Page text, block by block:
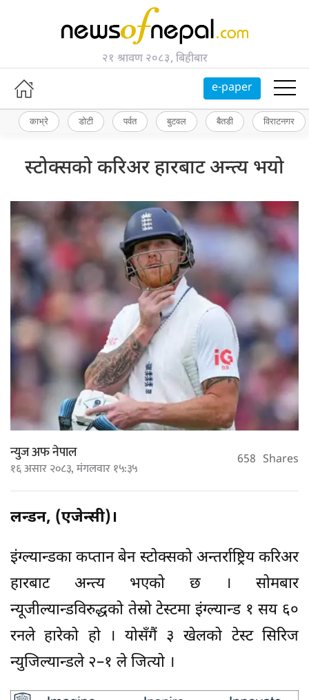
२१ श्रावण २०८३, बिहीबार
e-paper
काभ्रे डोटी पर्वत बुटवल बैतडी विराटनगर
स्टोक्सको करिअर हारबाट अन्त्य भयो
न्युज अफ नेपाल
१६ असार २०८३, मंगलवार १५:३५ 658 Shares
लन्डन, (एजेन्सी)।
इंग्ल्यान्डका कप्तान बेन स्टोक्सको अन्तर्राष्ट्रिय करिअर
हारबाट अन्त्य भएको छ । सोमबार
न्यूजील्यान्डविरुद्धको तेस्रो टेस्टमा इंग्ल्यान्ड १ सय ६०
रनले हारेको हो । योसँगैं ३ खेलको टेस्ट सिरिज
न्युजिल्यान्डले २–१ ले जित्यो ।